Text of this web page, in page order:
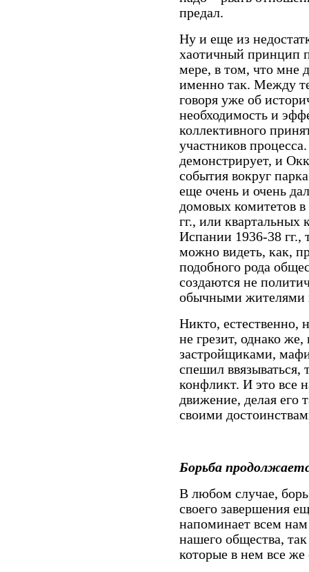
предал.
Ну и еще из
хаотичный принцип
мере, в том, что мне
именно так. Между
говоря уже об
необходимость и
коллективного
участников
демонстрирует, и
события вокруг
еще очень и очень
домовых комитетов
гг., или
Испании 1936-38 гг.,
можно видеть, как,
подобного рода
создаются не
обычными жителями
Никто, естественно,
не грезит, однако
застройщиками,
спешил ввязываться,
конфликт. И это все
движение, делая его
своими
Борьба
В любом случае,
своего завершения
напоминает всем
нашего общества,
которые в нем все же